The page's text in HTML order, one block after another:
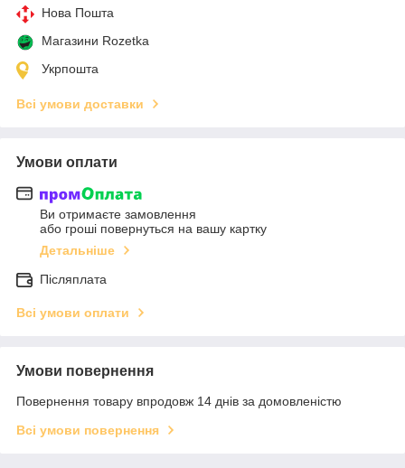
Нова Пошта
Магазини Rozetka
Укрпошта
Всі умови доставки
Умови оплати
Ви отримаєте замовлення
або гроші повернуться на вашу картку
Детальніше
Післяплата
Всі умови оплати
Умови повернення
Повернення товару впродовж 14 днів за домовленістю
Всі умови повернення